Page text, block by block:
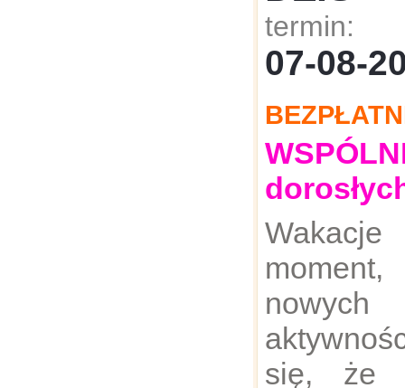
termin:
07-08-
nowych
się, że